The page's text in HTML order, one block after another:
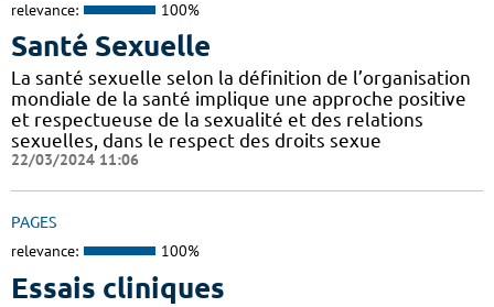
relevance: 100%
Santé Sexuelle
La santé sexuelle selon la définition de l’organisation
mondiale de la santé implique une approche positive
et respectueuse de la sexualité et des relations
sexuelles, dans le respect des droits sexue
22/03/2024 11:06
PAGES
relevance: 100%
Essais cliniques